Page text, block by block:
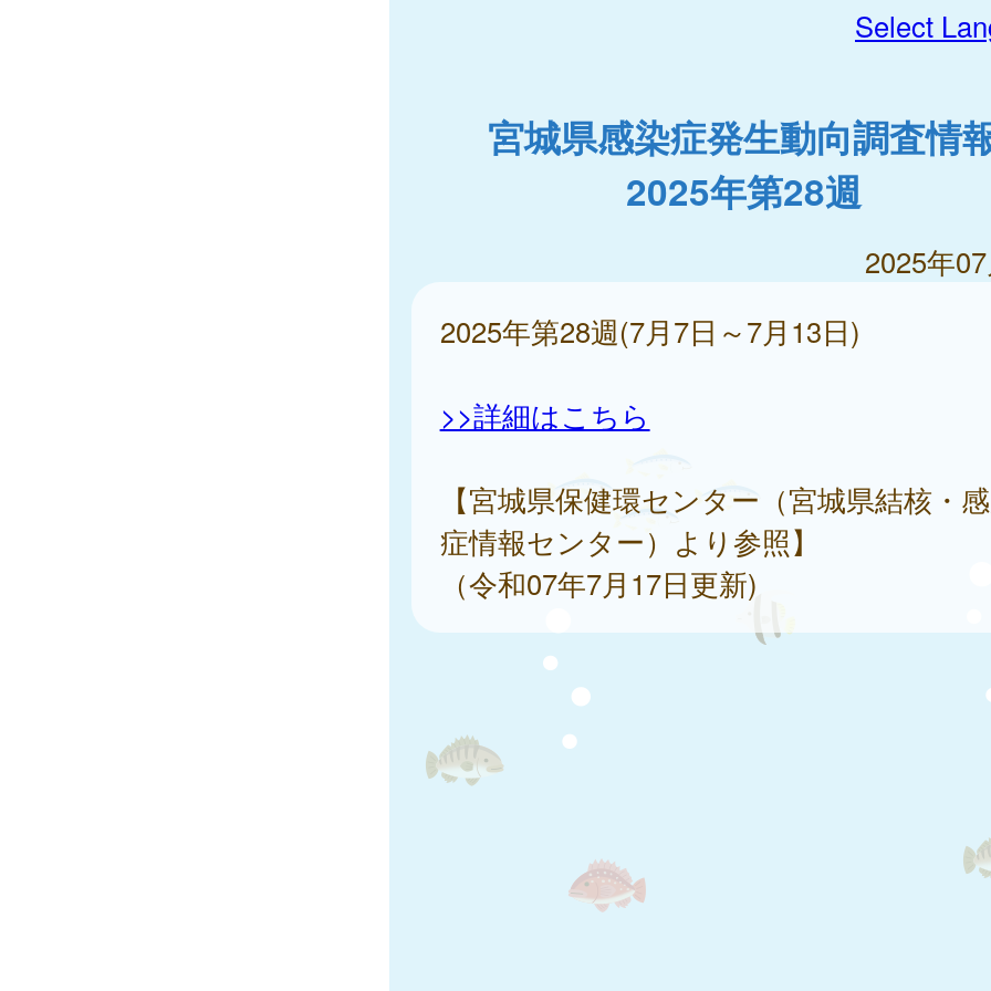
Select
宮城県感染症発生動向調査情
2025年第28週
2025年
2025年第28週(7月7日～7月13日)
>>詳細はこちら
【宮城県保健環センター（宮城県結核・
症情報センター）より参照】
（令和07年7月17日更新)